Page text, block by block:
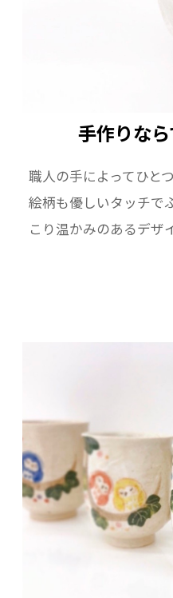
手作りな
職人の手によってひと
絵柄も優しいタッチで
こり温かみのあるデザ